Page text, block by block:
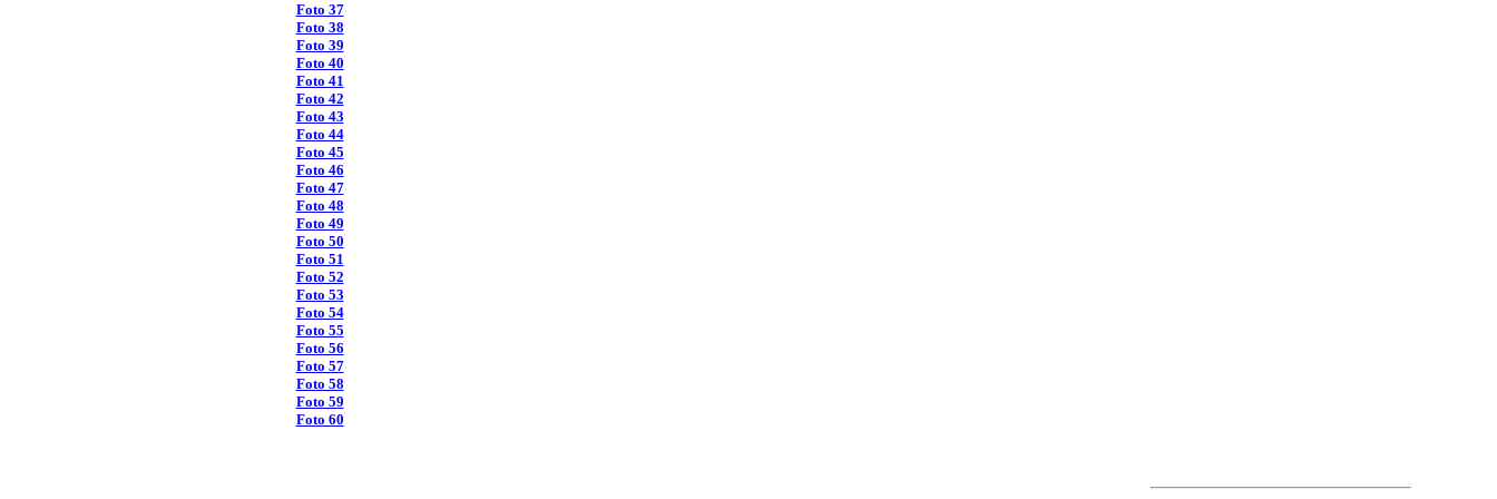
Foto 37
Foto 38
Foto 39
Foto 40
Foto 41
Foto 42
Foto 43
Foto 44
Foto 45
Foto 46
Foto 47
Foto 48
Foto 49
Foto 50
Foto 51
Foto 52
Foto 53
Foto 54
Foto 55
Foto 56
Foto 57
Foto 58
Foto 59
Foto 60